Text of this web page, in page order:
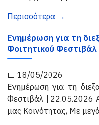
Περισσότερα →
Ενημέρωση για τη
Φοιτητικού
📅 18/05/2026
Ενημέρωση για τη
Φεστιβάλ | 22.05.2026
μας Κοινότητας, Με